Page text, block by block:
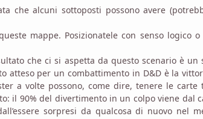
che alcuni sottoposti possono avere
mappe. Posizionatele con senso logico
che ci si aspetta da questo scenario è un
atteso per un combattimento in D&D è la
a volte possono, come dire, tenere le carte
il 90% del divertimento in un colpo viene dal
sorpresi da qualcosa di nuovo nel